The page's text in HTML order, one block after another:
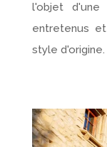
l'objet
entretenus
style d'origine.